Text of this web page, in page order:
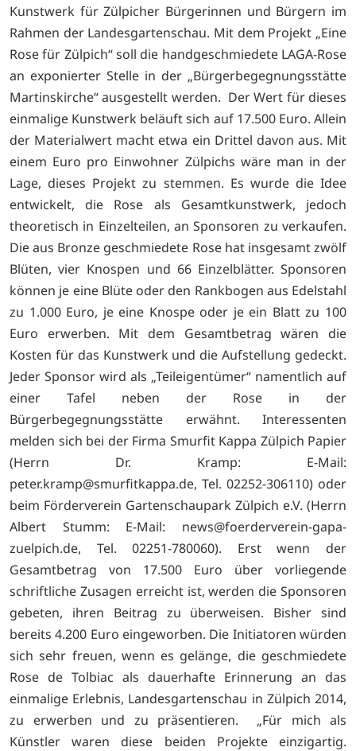
Kunstwerk für Zülpicher Bürgerinnen und Bürgern im
Rahmen der Landesgartenschau. Mit dem Projekt „Eine
Rose für Zülpich“ soll die handgeschmiedete LAGA-Rose
an exponierter Stelle in der „Bürgerbegegnungsstätte
Martinskirche“ ausgestellt werden. Der Wert für dieses
einmalige Kunstwerk beläuft sich auf 17.500 Euro. Allein
der Materialwert macht etwa ein Drittel davon aus. Mit
einem Euro pro Einwohner Zülpichs wäre man in der
Lage, dieses Projekt zu stemmen. Es wurde die Idee
entwickelt, die Rose als Gesamtkunstwerk, jedoch
theoretisch in Einzelteilen, an Sponsoren zu verkaufen.
Die aus Bronze geschmiedete Rose hat insgesamt zwölf
Blüten, vier Knospen und 66 Einzelblätter. Sponsoren
können je eine Blüte oder den Rankbogen aus Edelstahl
zu 1.000 Euro, je eine Knospe oder je ein Blatt zu 100
Euro erwerben. Mit dem Gesamtbetrag wären die
Kosten für das Kunstwerk und die Aufstellung gedeckt.
Jeder Sponsor wird als „Teileigentümer“ namentlich auf
einer Tafel neben der Rose in der
Bürgerbegegnungsstätte erwähnt. Interessenten
melden sich bei der Firma Smurfit Kappa Zülpich Papier
(Herrn Dr. Kramp: E-Mail:
peter.kramp@smurfitkappa.de, Tel. 02252-306110) oder
beim Förderverein Gartenschaupark Zülpich e.V. (Herrn
Albert Stumm: E-Mail: news@foerderverein-gapa-
zuelpich.de, Tel. 02251-780060). Erst wenn der
Gesamtbetrag von 17.500 Euro über vorliegende
schriftliche Zusagen erreicht ist, werden die Sponsoren
gebeten, ihren Beitrag zu überweisen. Bisher sind
bereits 4.200 Euro eingeworben. Die Initiatoren würden
sich sehr freuen, wenn es gelänge, die geschmiedete
Rose de Tolbiac als dauerhafte Erinnerung an das
einmalige Erlebnis, Landesgartenschau in Zülpich 2014,
zu erwerben und zu präsentieren. „Für mich als
Künstler waren diese beiden Projekte einzigartig.